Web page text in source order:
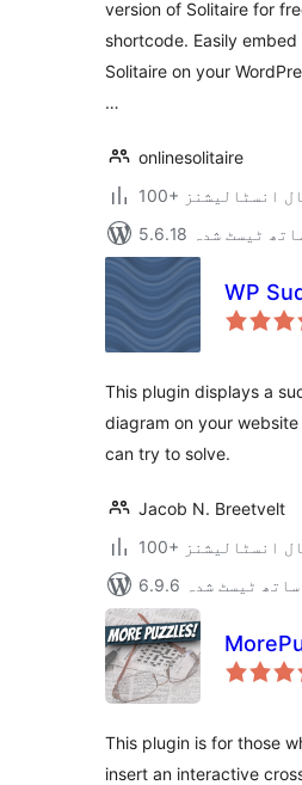
version of Solitaire for
shortcode. Easily embed
Solitaire on your
…
onlinesolitaire
فعال انسٹالیشنز
کے ساتھ ٹیسٹ شدہ
WP
This plugin displays a
diagram on your
can try to solve.
Jacob N. Breetvelt
فعال انسٹالیشنز
کے ساتھ ٹیسٹ شدہ
This plugin is for those
insert an interactive